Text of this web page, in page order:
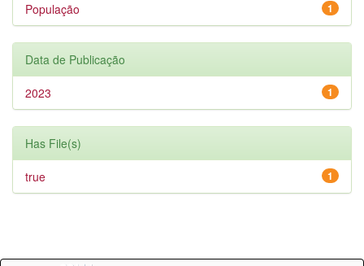
1
População
Data de Publicação
1
2023
Has File(s)
1
true